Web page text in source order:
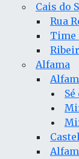
Cais do
Rua
Time
Alfama